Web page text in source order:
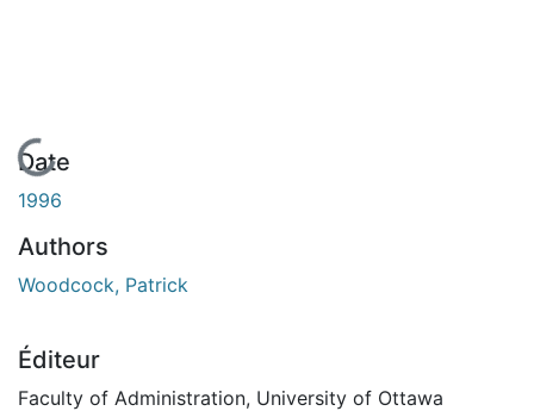
En cours de chargement...
Date
1996
Authors
Woodcock, Patrick
Éditeur
Faculty of Administration, University of Ottawa